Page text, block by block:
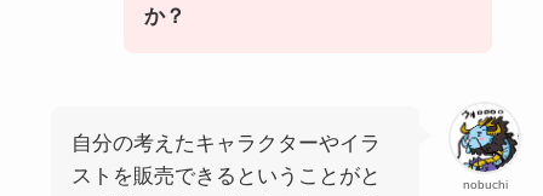
か？
nobuchi
自分の考えたキャラクターやイラ
ストを販売できるということがと